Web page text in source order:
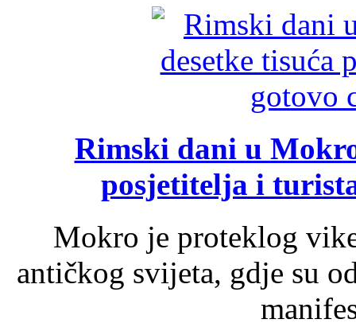
Rimski dani u
posjetitelja i
Mokro je proteklog
antičkog svijeta, gdje su